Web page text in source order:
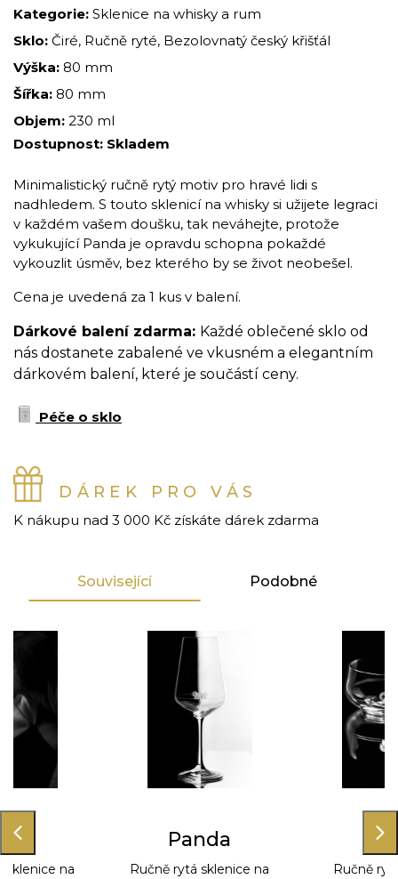
Kategorie: Sklenice na whisky a rum
Sklo: Čiré, Ručně ryté, Bezolovnatý český křišťál
Výška: 80 mm
Šířka: 80 mm
Objem: 230 ml
Dostupnost: Skladem
Minimalistický ručně rytý motiv pro hravé lidi s
nadhledem. S touto sklenicí na whisky si užijete legraci
v každém vašem doušku, tak neváhejte, protože
vykukující Panda je opravdu schopna pokaždé
vykouzlit úsměv, bez kterého by se život neobešel.
Cena je uvedená za 1 kus v balení.
Dárkové balení zdarma: Každé oblečené sklo od
nás dostanete zabalené ve vkusném a elegantním
dárkovém balení, které je součástí ceny.
Péče o sklo
DÁREK PRO VÁS
K nákupu nad 3 000 Kč získáte dárek zdarma
Související Podobné
sklenice na
Panda
Ručně rytá sklenice na
Ručně